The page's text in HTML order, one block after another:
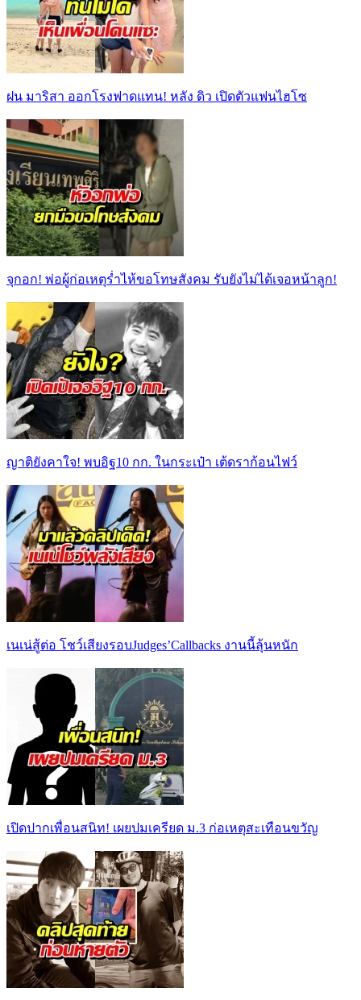
ฝน มาริสา ออกโรงฟาดแทน! หลัง ดิว เปิดตัวแฟนไฮโซ
จุกอก! พ่อผู้ก่อเหตุร่ำไห้ขอโทษสังคม รับยังไม่ได้เจอหน้าลูก!
ญาติยังคาใจ! พบอิฐ10 กก. ในกระเป๋า เต้ดราก้อนไฟว์
เนเน่สู้ต่อ โชว์เสียงรอบJudges’Callbacks งานนี้ลุ้นหนัก
เปิดปากเพื่อนสนิท! เผยปมเครียด ม.3 ก่อเหตุสะเทือนขวัญ